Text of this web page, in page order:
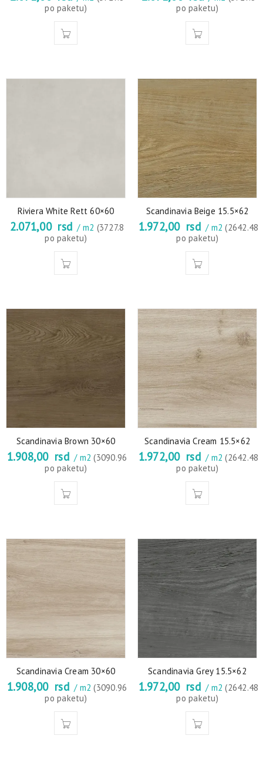
po paketu)
po paketu)
Riviera White Rett 60×60
2.071,00 rsd / m2 (3727.8
po paketu)
Scandinavia Beige 15.5×62
1.972,00 rsd / m2(2642.48
po paketu)
Scandinavia Brown 30×60
1.908,00 rsd / m2(3090.96
po paketu)
Scandinavia Cream 15.5×62
1.972,00 rsd / m2(2642.48
po paketu)
Scandinavia Cream 30×60
1.908,00 rsd / m2(3090.96
po paketu)
Scandinavia Grey 15.5×62
1.972,00 rsd / m2(2642.48
po paketu)